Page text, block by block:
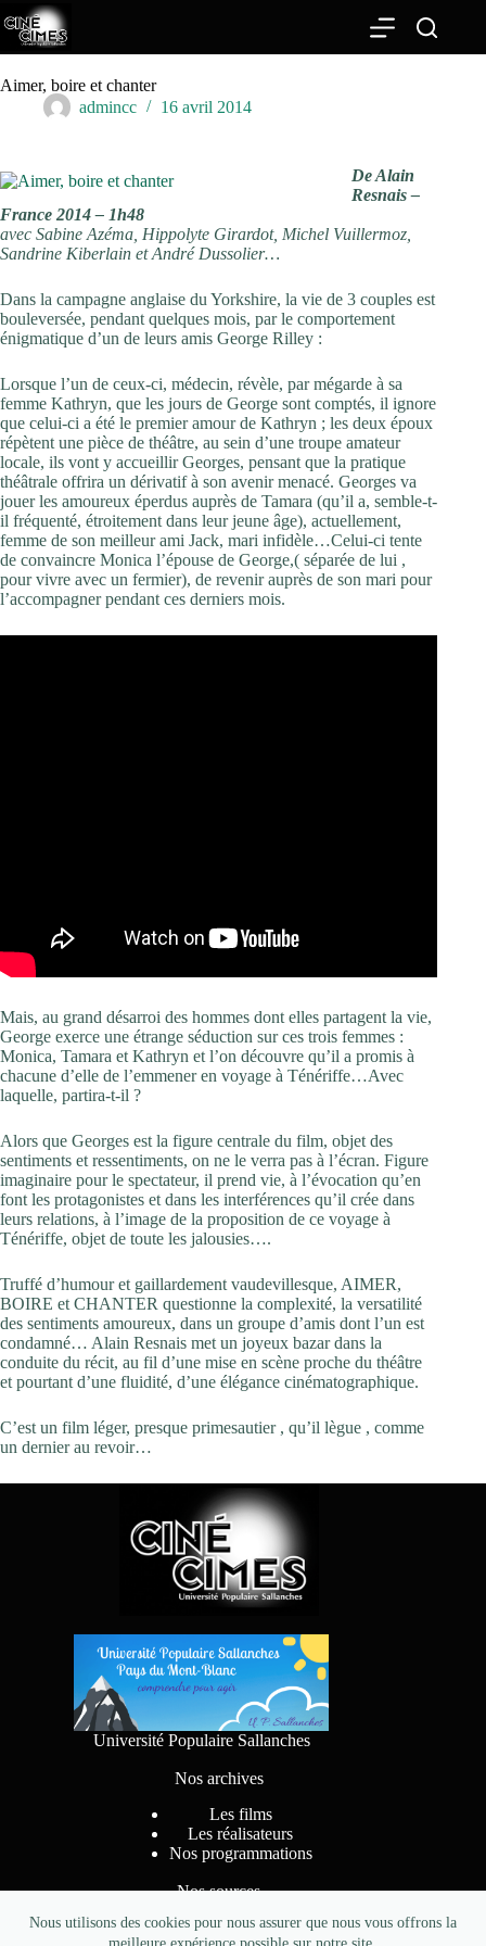
Passer
au
contenu
Nous utilisons des cookies pour nous assurer que nous vous offrons la
Aimer, boire et chanter
admincc
16 avril 2014
De Alain
Resnais –
France 2014 – 1h48
avec Sabine Azéma, Hippolyte Girardot, Michel Vuillermoz,
Sandrine Kiberlain et André Dussolier…
Dans la campagne anglaise du Yorkshire, la vie de 3 couples est
bouleversée, pendant quelques mois, par le comportement
énigmatique d’un de leurs amis George Rilley :
Lorsque l’un de ceux-ci, médecin, révèle, par mégarde à sa
femme Kathryn, que les jours de George sont comptés, il ignore
que celui-ci a été le premier amour de Kathryn ; les deux époux
répètent une pièce de théâtre, au sein d’une troupe amateur
locale, ils vont y accueillir Georges, pensant que la pratique
théâtrale offrira un dérivatif à son avenir menacé. Georges va
jouer les amoureux éperdus auprès de Tamara (qu’il a, semble-t-
il fréquenté, étroitement dans leur jeune âge), actuellement,
femme de son meilleur ami Jack, mari infidèle…Celui-ci tente
de convaincre Monica l’épouse de George,( séparée de lui ,
pour vivre avec un fermier), de revenir auprès de son mari pour
l’accompagner pendant ces derniers mois.
Mais, au grand désarroi des hommes dont elles partagent la vie,
George exerce une étrange séduction sur ces trois femmes :
Monica, Tamara et Kathryn et l’on découvre qu’il a promis à
chacune d’elle de l’emmener en voyage à Ténériffe…Avec
laquelle, partira-t-il ?
Alors que Georges est la figure centrale du film, objet des
sentiments et ressentiments, on ne le verra pas à l’écran. Figure
imaginaire pour le spectateur, il prend vie, à l’évocation qu’en
font les protagonistes et dans les interférences qu’il crée dans
leurs relations, à l’image de la proposition de ce voyage à
Ténériffe, objet de toute les jalousies….
Truffé d’humour et gaillardement vaudevillesque, AIMER,
BOIRE et CHANTER questionne la complexité, la versatilité
des sentiments amoureux, dans un groupe d’amis dont l’un est
condamné… Alain Resnais met un joyeux bazar dans la
conduite du récit, au fil d’une mise en scène proche du théâtre
et pourtant d’une fluidité, d’une élégance cinématographique.
C’est un film léger, presque primesautier , qu’il lègue , comme
un dernier au revoir…
Université Populaire Sallanches
Nos archives
Les films
Les réalisateurs
Nos programmations
Nos sources